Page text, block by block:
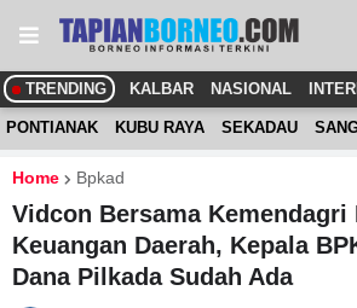
TRENDING KALBAR NASIONAL
PONTIANAK KUBU RAYA SEKADAU
Home Bpkad
Vidcon Bersama Kemendagri
Keuangan Daerah, Kepala
Dana Pilkada Sudah Ada